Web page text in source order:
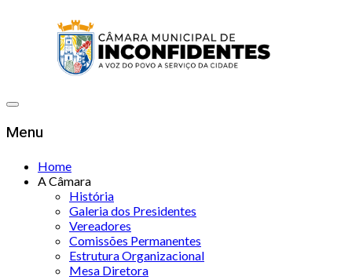
Menu
Home
A Câmara
História
Galeria dos Presidentes
Vereadores
Comissões Permanentes
Estrutura Organizacional
Mesa Diretora